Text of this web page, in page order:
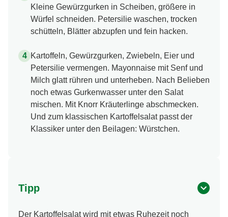
Kleine Gewürzgurken in Scheiben, größere in
Würfel schneiden. Petersilie waschen, trocken
schütteln, Blätter abzupfen und fein hacken.
Kartoffeln, Gewürzgurken, Zwiebeln, Eier und
Petersilie vermengen. Mayonnaise mit Senf und
Milch glatt rühren und unterheben. Nach Belieben
noch etwas Gurkenwasser unter den Salat
mischen. Mit Knorr Kräuterlinge abschmecken.
Und zum klassischen Kartoffelsalat passt der
Klassiker unter den Beilagen: Würstchen.
Tipp
Der Kartoffelsalat wird mit etwas Ruhezeit noch